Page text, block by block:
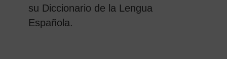
su Diccionario de la Lengua
Española.